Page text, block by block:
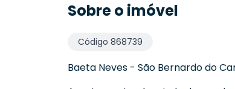
Sobre o imóvel
Código 868739
Baeta Neves - São Bernardo do